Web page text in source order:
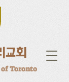
교회
Toronto